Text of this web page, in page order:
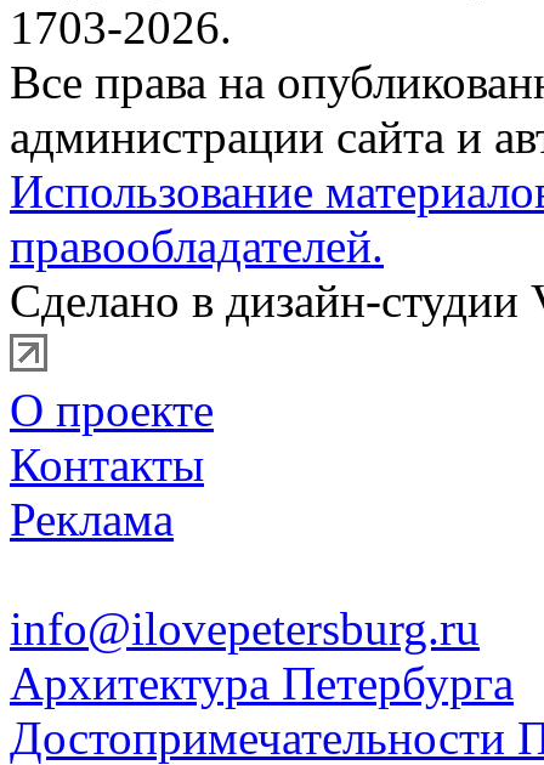
1703-2026.
Все права на
администрации сайта и
Использование
правообладателей.
Сделано в дизайн-студии
О проекте
Контакты
Реклама
info@ilovepetersburg.ru
Архитектура Петербурга
Достопримечательности